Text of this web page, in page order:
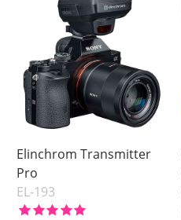
Elinchrom Transmitter
Pro
EL-193